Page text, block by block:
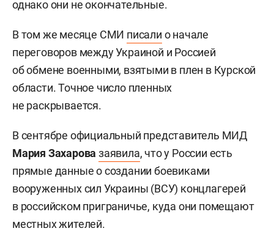
однако они не окончательные.
В том же месяце СМИ писали о начале
переговоров между Украиной и Россией
об обмене военными, взятыми в плен в Курской
области. Точное число пленных
не раскрывается.
В сентябре официальный представитель МИД
Мария Захарова заявила, что у России есть
прямые данные о создании боевиками
вооруженных сил Украины (ВСУ) концлагерей
в российском приграничье, куда они помещают
местных жителей.